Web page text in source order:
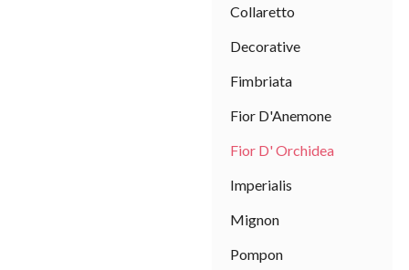
Collaretto
Decorative
Fimbriata
Fior D'Anemone
Fior D' Orchidea
Imperialis
Mignon
Pompon